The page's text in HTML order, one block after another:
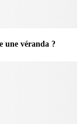
une véranda ?